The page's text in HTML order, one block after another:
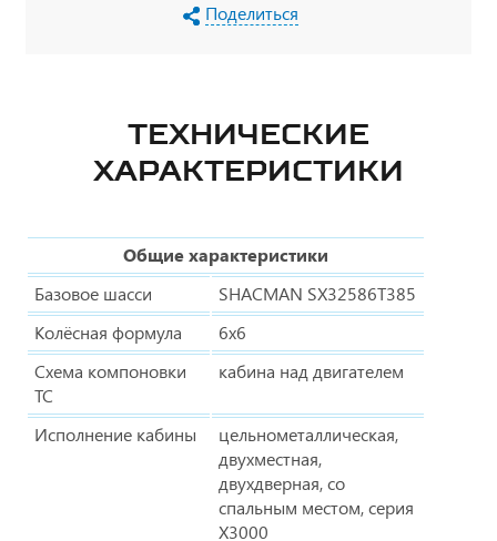
Поделиться
ТЕХНИЧЕСКИЕ
ХАРАКТЕРИСТИКИ
Общие характеристики
Базовое шасси
SHACMAN SX32586T385
Колёсная формула
6х6
Схема компоновки
ТС
кабина над двигателем
Исполнение кабины
цельнометаллическая,
двухместная,
двухдверная, со
спальным местом, серия
Х3000